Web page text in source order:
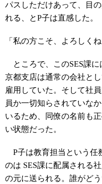
パスしただけあって、目
れる、とP子は直感した。
「私の方こそ、よろしくね
ところで、このSES課に
京都支店は通常の会社と
雇用していた。そして社
員か一切知らされていな
いるため、同僚の名前も
い状態だった。
P子は教育担当という任
のは SES課に配属される
の元に送られる。誰がど